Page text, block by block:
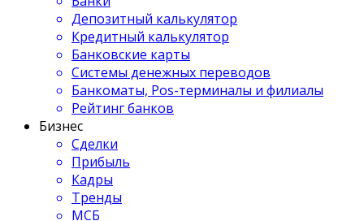
Депозитный калькулятор
Кредитный калькулятор
Банковские карты
Системы денежных переводов
Банкоматы, Pos-терминалы и филиалы
Рейтинг банков
Бизнес
Сделки
Прибыль
Кадры
Тренды
МСБ